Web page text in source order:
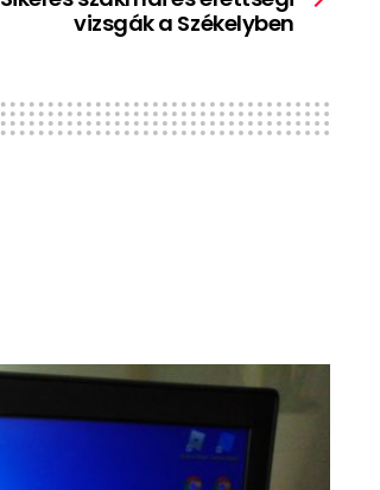
vizsgák a Székelyben